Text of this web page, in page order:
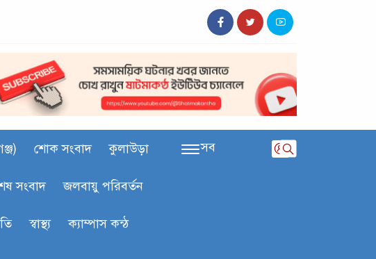
শোক সংবাদ কুলাউড়া
সংবাদ জলবায়ু পরিবর্তন
স্বাস্থ্য ক‍্যাম্পাস কন্ঠ
সব